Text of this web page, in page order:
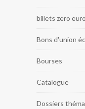
billets zero euro
Bons d'union
Bourses
Catalogue
Dossiers